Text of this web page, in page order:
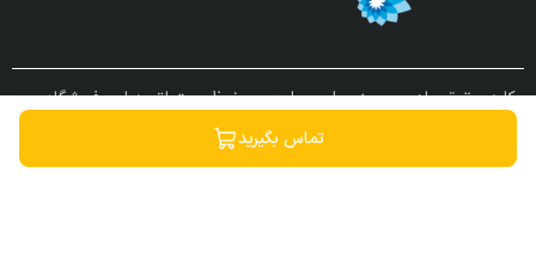
تماس بگیرید
کلیه حقوق مادی و معنوی این سایت محفوظ و متعلق به این فروشگاه می